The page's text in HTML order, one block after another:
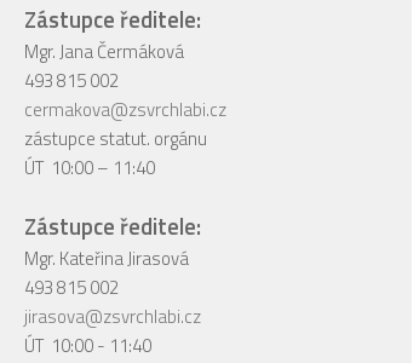
Zástupce ředitele:
Mgr. Jana Čermáková
493 815 002
cermakova@zsvrchlabi.cz
zástupce statut. orgánu
ÚT 10:00 – 11:40
Zástupce ředitele:
Mgr. Kateřina Jirasová
493 815 002
jirasova@zsvrchlabi.cz
ÚT 10:00 - 11:40